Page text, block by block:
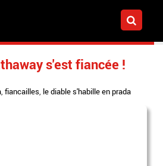
s'est fiancée !
,fiancailles, le diable s'habille en prada